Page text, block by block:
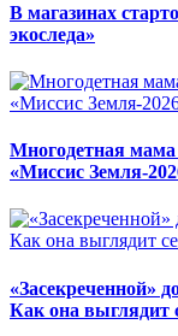
В магазинах
экоследа»
Многодетная мама
«Миссис Земля-
«Засекреченной»
Как она выглядит